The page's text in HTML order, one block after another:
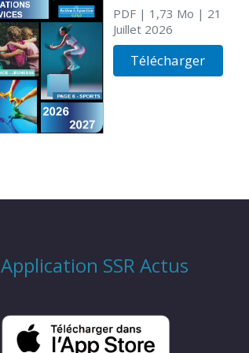
PDF| 1,73 Mo | 21
Juillet 2026
Télécharger
Application SSR Actus